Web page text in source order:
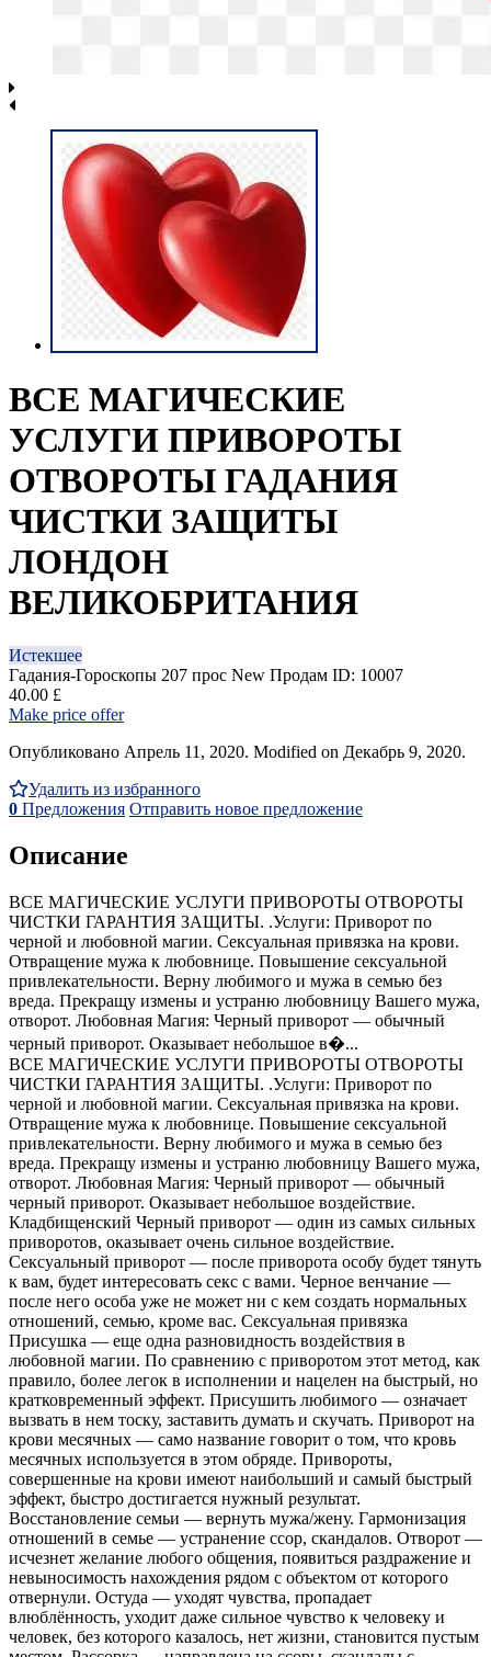
ВСЕ МАГИЧЕСКИЕ
УСЛУГИ ПРИВОРОТЫ
ОТВОРОТЫ ГАДАНИЯ
ЧИСТКИ ЗАЩИТЫ
ЛОНДОН
ВЕЛИКОБРИТАНИЯ
Истекшее
Гадания-Гороскопы 207 прос New Продам ID: 10007
40.00 £
Make price offer
Опубликовано Апрель 11, 2020. Modified on Декабрь 9, 2020.
Удалить из избранного
0 Предложения Отправить новое предложение
Описание
ВСЕ МАГИЧЕСКИЕ УСЛУГИ ПРИВОРОТЫ ОТВОРОТЫ
ЧИСТКИ ГАРАНТИЯ ЗАЩИТЫ. .Услуги: Приворот по
черной и любовной магии. Сексуальная привязка на крови.
Отвращение мужа к любовнице. Повышение сексуальной
привлекательности. Верну любимого и мужа в семью без
вреда. Прекращу измены и устраню любовницу Вашего мужа,
отворот. Любовная Магия: Черный приворот — обычный
черный приворот. Оказывает небольшое в�...
ВСЕ МАГИЧЕСКИЕ УСЛУГИ ПРИВОРОТЫ ОТВОРОТЫ
ЧИСТКИ ГАРАНТИЯ ЗАЩИТЫ. .Услуги: Приворот по
черной и любовной магии. Сексуальная привязка на крови.
Отвращение мужа к любовнице. Повышение сексуальной
привлекательности. Верну любимого и мужа в семью без
вреда. Прекращу измены и устраню любовницу Вашего мужа,
отворот. Любовная Магия: Черный приворот — обычный
черный приворот. Оказывает небольшое воздействие.
Кладбищенский Черный приворот — один из самых сильных
приворотов, оказывает очень сильное воздействие.
Сексуальный приворот — после приворота особу будет тянуть
к вам, будет интересовать секс с вами. Черное венчание —
после него особа уже не может ни с кем создать нормальных
отношений, семью, кроме вас. Сексуальная привязка
Присушка — еще одна разновидность воздействия в
любовной магии. По сравнению с приворотом этот метод, как
правило, более легок в исполнении и нацелен на быстрый, но
кратковременный эффект. Присушить любимого — означает
вызвать в нем тоску, заставить думать и скучать. Приворот на
крови месячных — само название говорит о том, что кровь
месячных используется в этом обряде. Привороты,
совершенные на крови имеют наибольший и самый быстрый
эффект, быстро достигается нужный результат.
Восстановление семьи — вернуть мужа/жену. Гармонизация
отношений в семье — устранение ссор, скандалов. Отворот —
исчезнет желание любого общения, появиться раздражение и
невыносимость нахождения рядом с объектом от которого
отвернули. Остуда — уходят чувства, пропадает
влюблённость, уходит даже сильное чувство к человеку и
человек, без которого казалось, нет жизни, становится пустым